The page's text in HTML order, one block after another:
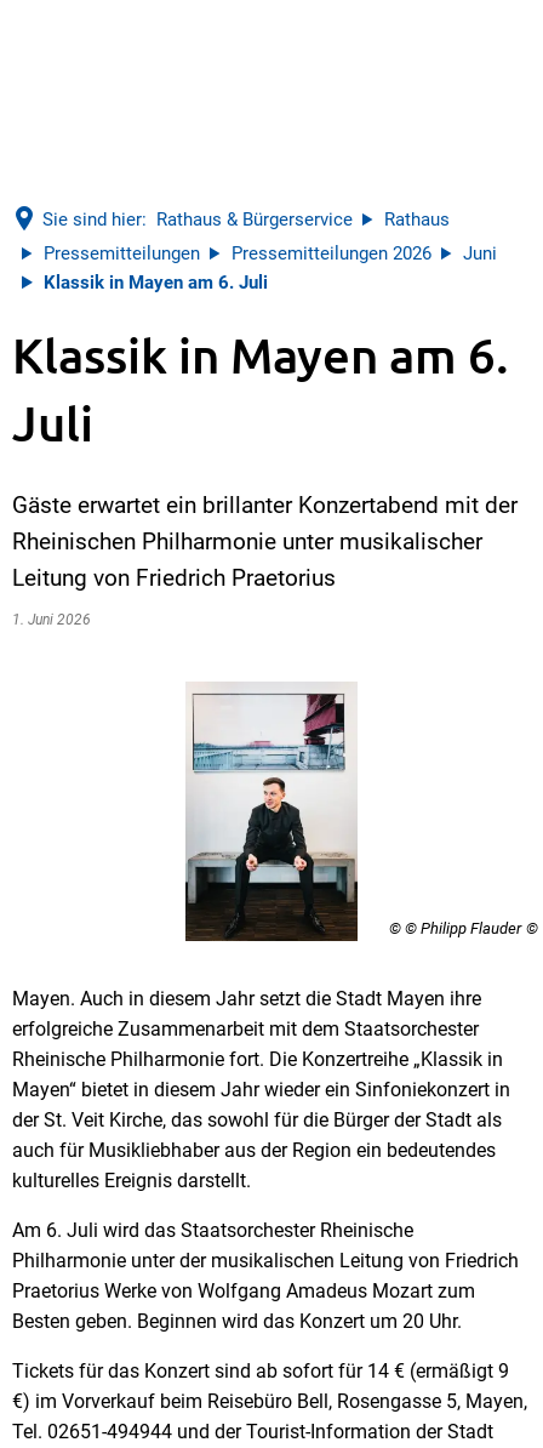
Sie sind hier: Rathaus & Bürgerservice
Rathaus
Pressemitteilungen
Pressemitteilungen 2026
Juni
Klassik in Mayen am 6. Juli
Klassik in Mayen am 6.
Juli
Gäste erwartet ein brillanter Konzertabend mit der
Rheinischen Philharmonie unter musikalischer
Leitung von Friedrich Praetorius
1. Juni 2026
© © Philipp Flauder
Mayen. Auch in diesem Jahr setzt die Stadt Mayen ihre
erfolgreiche Zusammenarbeit mit dem Staatsorchester
Rheinische Philharmonie fort. Die Konzertreihe „Klassik in
Mayen“ bietet in diesem Jahr wieder ein Sinfoniekonzert in
der St. Veit Kirche, das sowohl für die Bürger der Stadt als
auch für Musikliebhaber aus der Region ein bedeutendes
kulturelles Ereignis darstellt.
Am 6. Juli wird das Staatsorchester Rheinische
Philharmonie unter der musikalischen Leitung von Friedrich
Praetorius Werke von Wolfgang Amadeus Mozart zum
Besten geben. Beginnen wird das Konzert um 20 Uhr.
Tickets für das Konzert sind ab sofort für 14 € (ermäßigt 9
€) im Vorverkauf beim Reisebüro Bell, Rosengasse 5, Mayen,
Tel. 02651-494944 und der Tourist-Information der Stadt